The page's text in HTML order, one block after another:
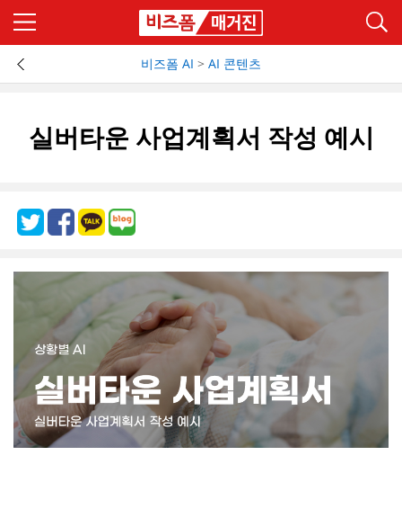
비즈폼 AI > AI 콘텐츠
실버타운 사업계획서 작성 예시